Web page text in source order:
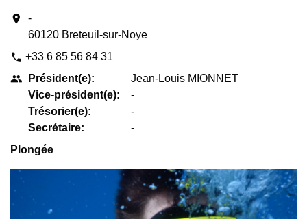
location_on
-
60120 Breteuil-sur-Noye
phone +33 6 85 56 84 31
people
Président(e):
Vice-président(e):
Trésorier(e):
Secrétaire:
Jean-Louis MIONNET
-
-
-
Plongée